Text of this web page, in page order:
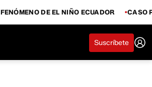
FENÓMENO DE EL NIÑO ECUADOR CASO
Suscríbete